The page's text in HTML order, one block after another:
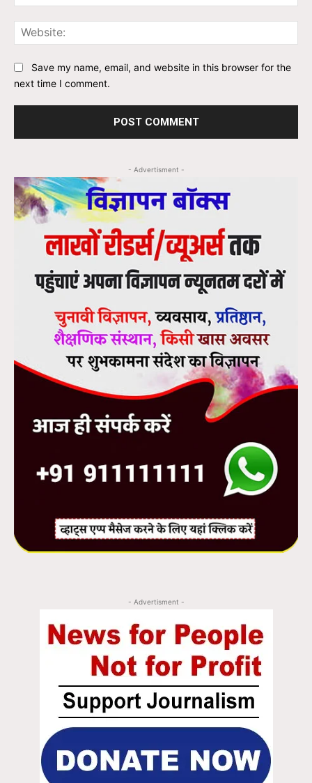
Save my name, email, and website in this browser for the
next time I comment.
- Advertisment -
- Advertisment -